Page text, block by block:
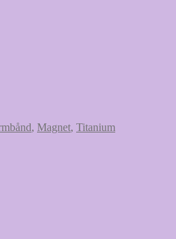
, Magnet, Titanium